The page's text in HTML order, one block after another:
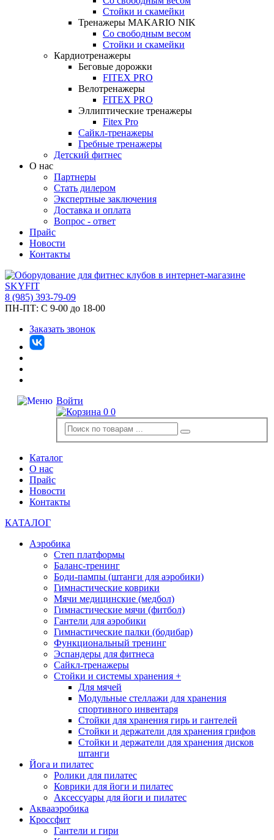
Стойки и скамейки
Тренажеры MAKARIO NIK
Со свободным весом
Стойки и скамейки
Кардиотренажеры
Беговые дорожки
FITEX PRO
Велотренажеры
FITEX PRO
Эллиптические тренажеры
Fitex Pro
Сайкл-тренажеры
Гребные тренажеры
Детский фитнес
О нас
Партнеры
Стать дилером
Экспертные заключения
Доставка и оплата
Вопрос - ответ
Прайс
Новости
Контакты
8 (985) 393-79-09
ПН-ПТ: С 9-00 до 18-00
Заказать звонок
Войти
0 0
Каталог
О нас
Прайс
Новости
Контакты
КАТАЛОГ
Аэробика
Степ платформы
Баланс-тренинг
Боди-пампы (штанги для аэробики)
Гимнастические коврики
Мячи медицинские (медбол)
Гимнастические мячи (фитбол)
Гантели для аэробики
Гимнастические палки (бодибар)
Функциональный тренинг
Эспандеры для фитнеса
Сайкл-тренажеры
Стойки и системы хранения +
Для мячей
Модульные стеллажи для хранения
спортивного инвентаря
Стойки для хранения гирь и гантелей
Стойки и держатели для хранения грифов
Стойки и держатели для хранения дисков
штанги
Йога и пилатес
Ролики для пилатес
Коврики для йоги и пилатес
Аксессуары для йоги и пилатес
Аквааэробика
Кроссфит
Гантели и гири